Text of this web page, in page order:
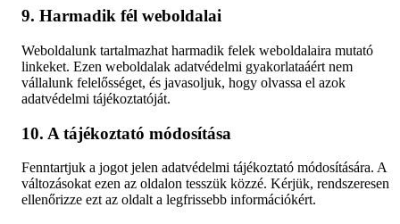
9. Harmadik fél weboldalai
Weboldalunk tartalmazhat harmadik felek weboldalaira mutató
linkeket. Ezen weboldalak adatvédelmi gyakorlataáért nem
vállalunk felelősséget, és javasoljuk, hogy olvassa el azok
adatvédelmi tájékoztatóját.
10. A tájékoztató módosítása
Fenntartjuk a jogot jelen adatvédelmi tájékoztató módosítására. A
változásokat ezen az oldalon tesszük közzé. Kérjük, rendszeresen
ellenőrizze ezt az oldalt a legfrissebb információkért.